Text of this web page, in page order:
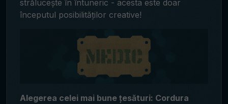
strălucește în întuneric - acesta este doar
începutul posibilităților creative!
Alegerea celei mai bune țesături: Cordura